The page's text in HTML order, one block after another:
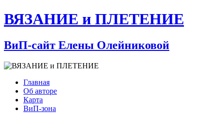
ВЯЗАНИЕ и ПЛЕТЕНИЕ
ВиП-сайт Елены Олейниковой
Главная
Об авторе
Карта
ВиП-зона